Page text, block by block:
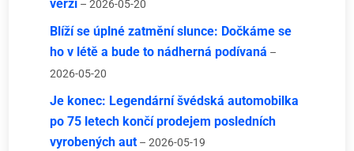
verzi – 2026-05-20
Blíží se úplné zatmění slunce: Dočkáme se
ho v létě a bude to nádherná podívaná –
2026-05-20
Je konec: Legendární švédská automobilka
po 75 letech končí prodejem posledních
vyrobených aut – 2026-05-19